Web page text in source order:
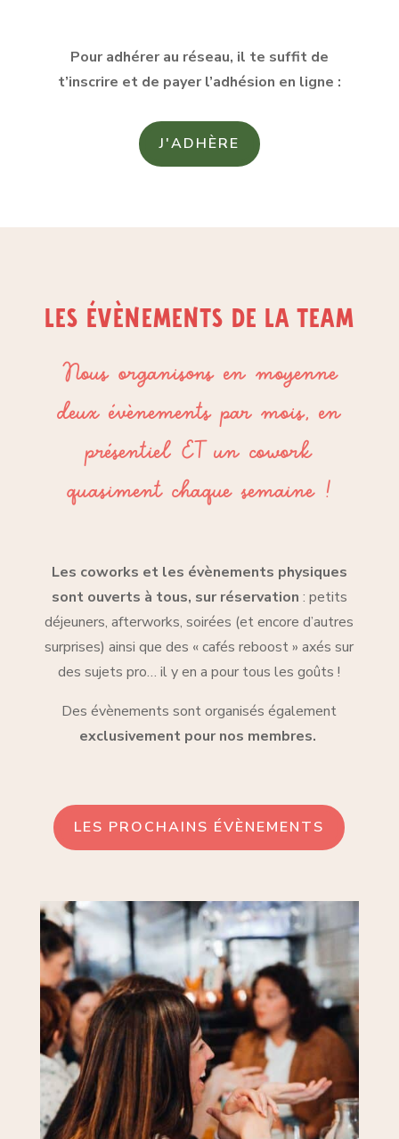
Pour adhérer au réseau, il te suffit de
t’inscrire et de payer l’adhésion en ligne :
J'ADHÈRE
les évènements de la team
Nous organisons en moyenne
deux évènements par mois, en
présentiel ET un cowork
quasiment chaque semaine !
Les coworks et les évènements physiques
sont ouverts à tous, sur réservation : petits
déjeuners, afterworks, soirées (et encore d’autres
surprises) ainsi que des « cafés reboost » axés sur
des sujets pro… il y en a pour tous les goûts !
Des évènements sont organisés également
exclusivement pour nos membres.
LES PROCHAINS ÉVÈNEMENTS